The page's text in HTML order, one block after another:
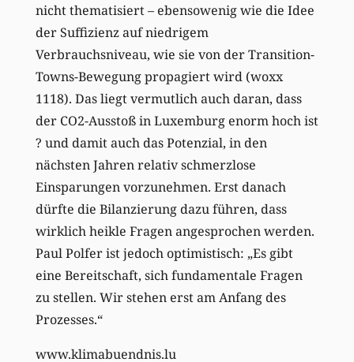
nicht thematisiert – ebensowenig wie die Idee
der Suffizienz auf niedrigem
Verbrauchsniveau, wie sie von der Transition-
Towns-Bewegung propagiert wird (woxx
1118). Das liegt vermutlich auch daran, dass
der CO2-Ausstoß in Luxemburg enorm hoch ist
? und damit auch das Potenzial, in den
nächsten Jahren relativ schmerzlose
Einsparungen vorzunehmen. Erst danach
dürfte die Bilanzierung dazu führen, dass
wirklich heikle Fragen angesprochen werden.
Paul Polfer ist jedoch optimistisch: „Es gibt
eine Bereitschaft, sich fundamentale Fragen
zu stellen. Wir stehen erst am Anfang des
Prozesses.“
www.klimabuendnis.lu